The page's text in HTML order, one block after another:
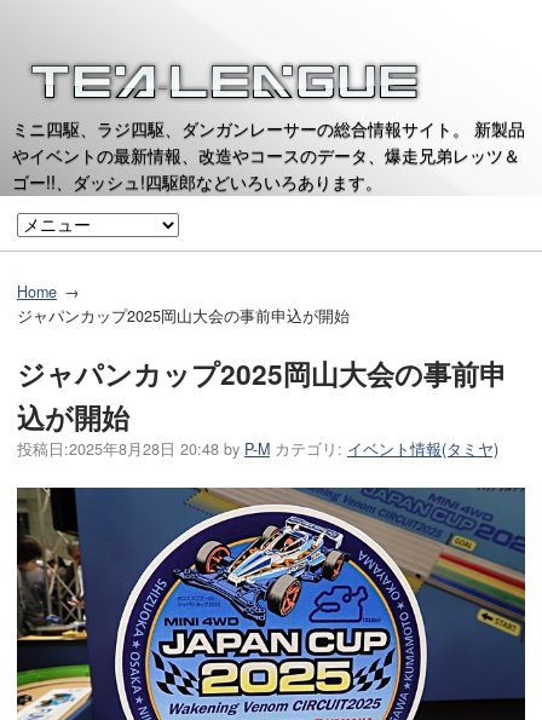
ミニ四駆、ラジ四駆、ダンガンレーサーの総合情報サイト。 新製品
やイベントの最新情報、改造やコースのデータ、爆走兄弟レッツ＆
ゴー!!、ダッシュ!四駆郎などいろいろあります。
Home
ジャパンカップ2025岡山大会の事前申込が開始
ジャパンカップ2025岡山大会の事前申
込が開始
投稿日:2025年8月28日 20:48 by P-M カテゴリ: イベント情報(タミヤ)